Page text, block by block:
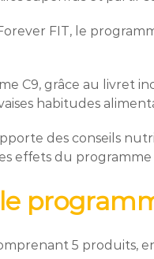
FIT, le
C9, grâce au livret
habitudes
des conseils
effets du programme
5 produits,